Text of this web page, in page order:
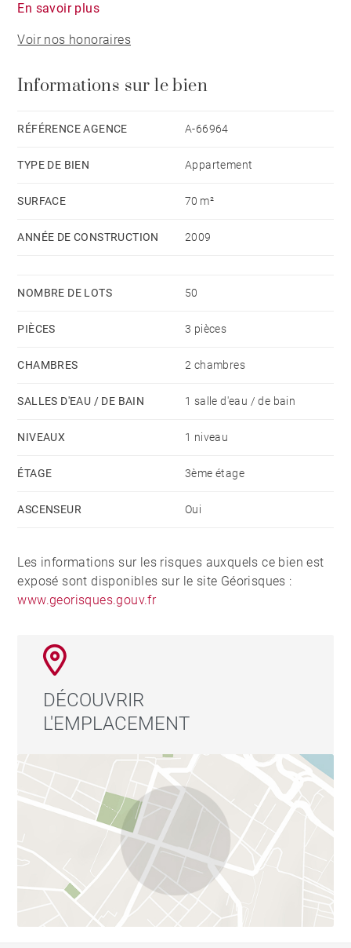
une salle de bains et de nombreux rangements. Un
box fermé complète ce bien. L'appartement est loué
vendeur - Nombre de lots dans la copropriété: 50 -
1,272 €/an
En savoir plus
Voir nos honoraires
Informations sur le bien
RÉFÉRENCE AGENCE A-66964
TYPE DE BIEN Appartement
SURFACE 70 m²
ANNÉE DE CONSTRUCTION 2009
NOMBRE DE LOTS 50
PIÈCES 3 pièces
CHAMBRES 2 chambres
SALLES D'EAU / DE BAIN 1 salle d'eau / de bain
NIVEAUX 1 niveau
ÉTAGE 3ème étage
ASCENSEUR Oui
Les informations sur les risques auxquels ce bien est
exposé sont disponibles sur le site Géorisques :
www.georisques.gouv.fr
DÉCOUVRIR
L'EMPLACEMENT